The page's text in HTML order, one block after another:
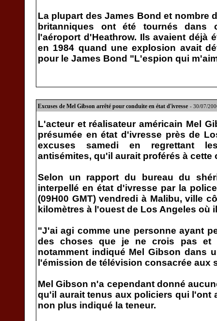
La plupart des James Bond et nombre
britanniques ont été tournés dans
l'aéroport d'Heathrow. Ils avaient déjà
en 1984 quand une explosion avait
pour le James Bond "L'espion qui
Excuses de Mel Gibson arrêté pour conduite en état d'ivresse - 30/07/
L'acteur et réalisateur américain Mel
présumée en état d'ivresse près de
excuses samedi en regrettant
antisémites, qu'il aurait proférés à cette
Selon un rapport du bureau du
interpellé en état d'ivresse par la
(09H00 GMT) vendredi à Malibu, ville
kilomètres à l'ouest de Los Angeles où
"J'ai agi comme une personne ayant
des choses que je ne crois pas et
notamment indiqué Mel Gibson dans
l'émission de télévision consacrée
Mel Gibson n'a cependant donné
qu'il aurait tenus aux policiers qui l'ont
non plus indiqué la teneur.